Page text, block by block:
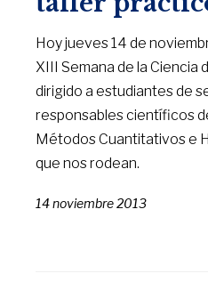
Hoy jueves 14 de
XIII Semana de la Ciencia
dirigido a estudiantes de
responsables científicos
Métodos Cuantitativos e
que nos rodean.
14 noviembre 2013